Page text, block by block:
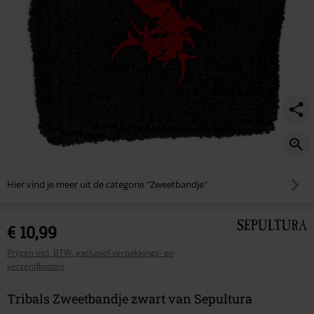
Hier vind je meer uit de categorie "Zweetbandje"
€ 10,99
Prijzen incl. BTW, exclusief verpakkings- en
verzendkosten
Tribals Zweetbandje zwart van Sepultura